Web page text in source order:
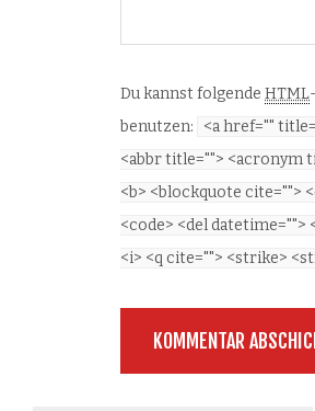
Du kannst folgende HTML
benutzen:
<a href=""
<abbr title=""> <acronym
<b> <blockquote cite="">
<code> <del datetime="">
<i> <q cite=""> <strike>